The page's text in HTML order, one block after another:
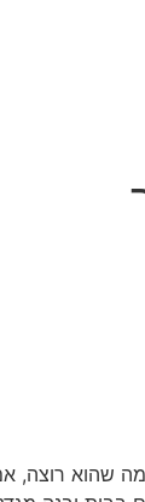
רוצה, אם